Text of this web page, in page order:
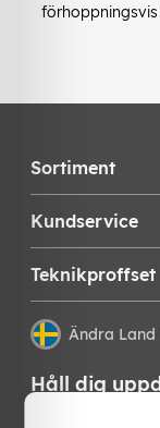
Sortiment
Kundservice
Teknikproffset
Ändra Land
Håll dig